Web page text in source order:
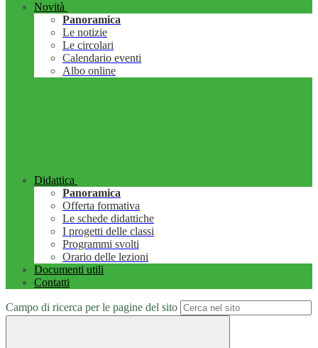
Novità
Panoramica
Le notizie
Le circolari
Calendario eventi
Albo online
Didattica
Panoramica
Offerta formativa
Le schede didattiche
I progetti delle classi
Programmi svolti
Orario delle lezioni
Documenti utili
Contatti
Campo di ricerca per le pagine del sito